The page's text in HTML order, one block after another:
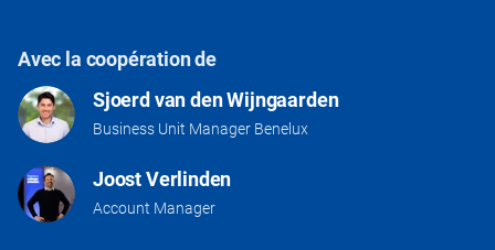
Avec la coopération de
Sjoerd van den Wijngaarden
Business Unit Manager Benelux
Joost Verlinden
Account Manager